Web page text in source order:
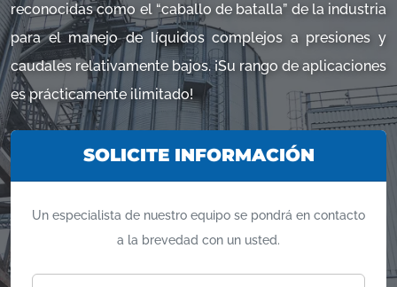
reconocidas como el “caballo de batalla” de la industria
para el manejo de líquidos complejos a presiones y
caudales relativamente bajos. ¡Su rango de aplicaciones
es prácticamente ilimitado!
SOLICITE INFORMACIÓN
Un especialista de nuestro equipo se pondrá en contacto
a la brevedad con un usted.